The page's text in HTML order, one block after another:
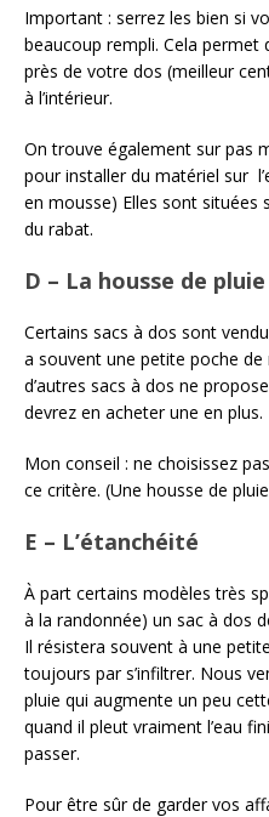
Important : serrez les bien si
beaucoup rempli. Cela permet
près de votre dos (meilleur
à l’intérieur.
On trouve également sur pas
pour installer du matériel sur
en mousse) Elles sont situées
du rabat.
D – La housse de pluie
Certains sacs à dos sont
a souvent une petite poche
d’autres sacs à dos ne
devrez en acheter une en plus.
Mon conseil : ne choisissez
ce critère. (Une housse de
E – L’étanchéité
À part certains modèles très
à la randonnée) un sac à dos
Il résistera souvent à une
toujours par s’infiltrer. Nous
pluie qui augmente un peu
quand il pleut vraiment l’eau
passer.
Pour être sûr de garder vos